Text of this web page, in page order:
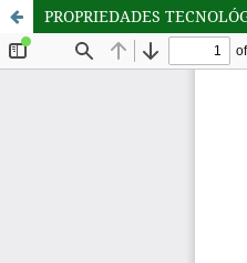
PROPRIEDADES